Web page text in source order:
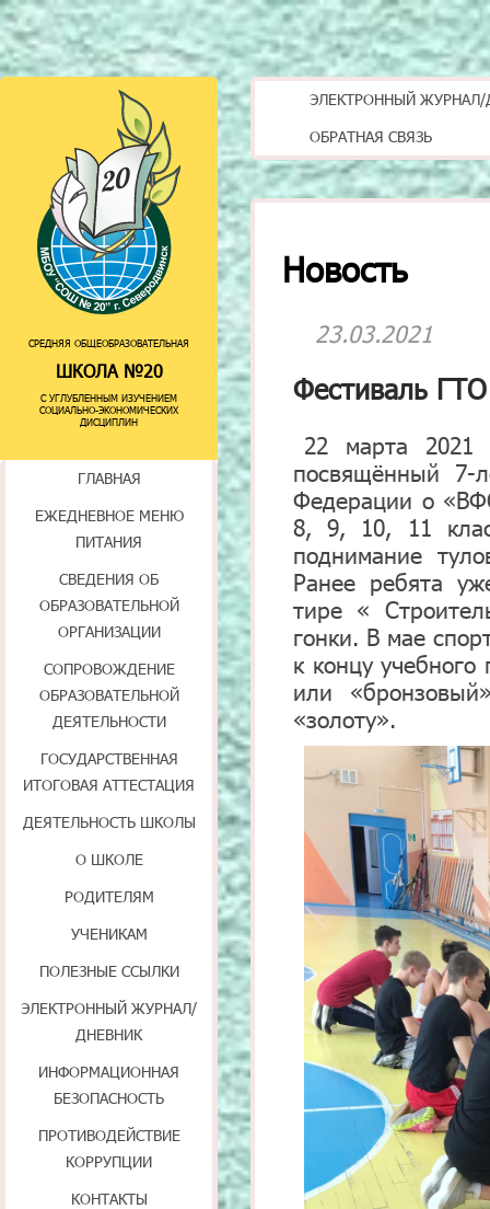
СРЕДНЯЯ ОБЩЕОБРАЗОВАТЕЛЬНАЯ
ШКОЛА №20
С УГЛУБЛЕННЫМ ИЗУЧЕНИЕМ
СОЦИАЛЬНО-ЭКОНОМИЧЕСКИХ
ДИСЦИПЛИН
ГЛАВНАЯ
ЕЖЕДНЕВНОЕ МЕНЮ
ПИТАНИЯ
СВЕДЕНИЯ ОБ
ОБРАЗОВАТЕЛЬНОЙ
ОРГАНИЗАЦИИ
СОПРОВОЖДЕНИЕ
ОБРАЗОВАТЕЛЬНОЙ
ДЕЯТЕЛЬНОСТИ
ГОСУДАРСТВЕННАЯ
ИТОГОВАЯ АТТЕСТАЦИЯ
ДЕЯТЕЛЬНОСТЬ ШКОЛЫ
О ШКОЛЕ
РОДИТЕЛЯМ
УЧЕНИКАМ
ПОЛЕЗНЫЕ ССЫЛКИ
ЭЛЕКТРОННЫЙ ЖУРНАЛ/
ДНЕВНИК
ИНФОРМАЦИОННАЯ
БЕЗОПАСНОСТЬ
ПРОТИВОДЕЙСТВИЕ
КОРРУПЦИИ
КОНТАКТЫ
ЭЛЕКТРОННЫЙ ЖУРНАЛ/
ОБРАТНАЯ СВЯЗЬ
Новость
23.03.2021
Фестиваль ГТО
22 марта 2021
посвящённый 7-
Федерации о
8, 9, 10, 11
поднимание
Ранее ребята
тире «
гонки. В мае
к концу
или
«золоту».